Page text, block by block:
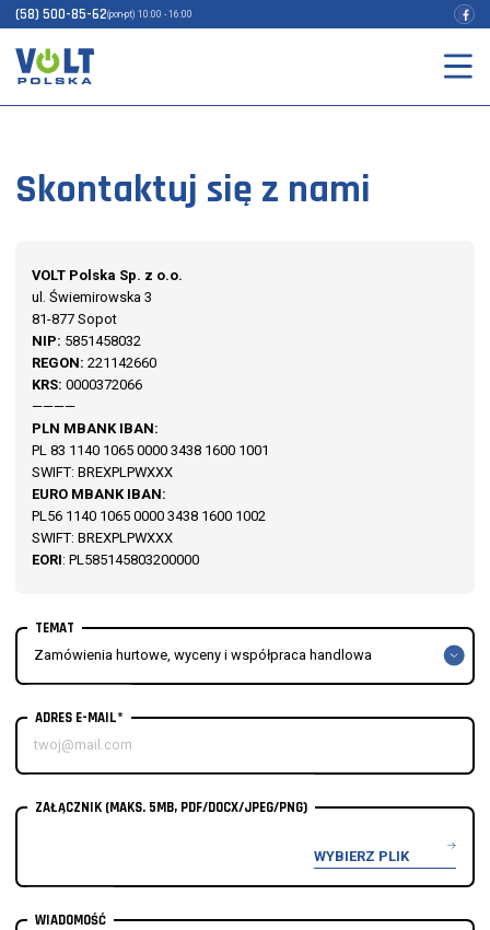
(58) 500-85-62(pon-pt) 10:00 - 16:00
Skontaktuj się z nami
VOLT Polska Sp. z o.o.
ul. Świemirowska 3
81-877 Sopot
NIP: 5851458032
REGON: 221142660
KRS: 0000372066
————
PLN MBANK IBAN:
PL 83 1140 1065 0000 3438 1600 1001
SWIFT: BREXPLPWXXX
EURO MBANK IBAN:
PL56 1140 1065 0000 3438 1600 1002
SWIFT: BREXPLPWXXX
EORI: PL585145803200000
TEMAT
ADRES E-MAIL*
ZAŁĄCZNIK (MAKS. 5MB, PDF/DOCX/JPEG/PNG)
WYBIERZ PLIK
WIADOMOŚĆ